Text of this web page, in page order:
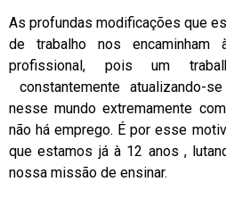
As profundas modificações que
de trabalho nos encaminham
profissional, pois um
constantemente atualizando-
nesse mundo extremamente
não há emprego. É por esse
que estamos já à 12 anos ,
nossa missão de ensinar.